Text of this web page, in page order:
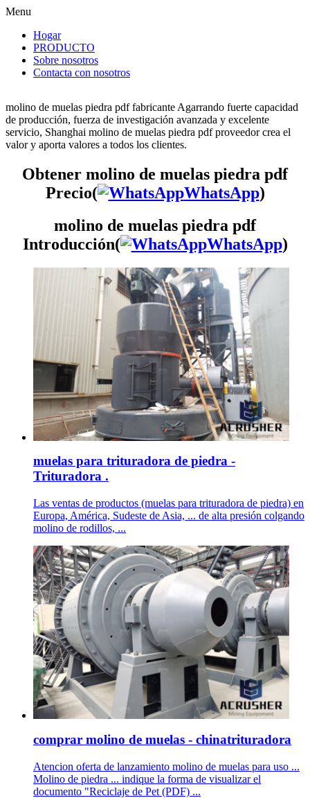
Menu
Hogar
PRODUCTO
Sobre nosotros
Contacta con nosotros
molino de muelas piedra pdf fabricante Agarrando fuerte capacidad
de producción, fuerza de investigación avanzada y excelente
servicio, Shanghai molino de muelas piedra pdf proveedor crea el
valor y aporta valores a todos los clientes.
Obtener molino de muelas piedra pdf
Precio(
WhatsApp)
molino de muelas piedra pdf
Introducción(
WhatsApp)
muelas para trituradora de piedra -
Trituradora .
Las ventas de productos (muelas para trituradora de piedra) en
Europa, América, Sudeste de Asia, ... de alta presión colgando
molino de rodillos, ...
comprar molino de muelas - chinatrituradora
Atencion oferta de lanzamiento molino de muelas para uso ...
Molino de piedra ... indique la forma de visualizar el
documento "Reciclaje de Pet (PDF) ...